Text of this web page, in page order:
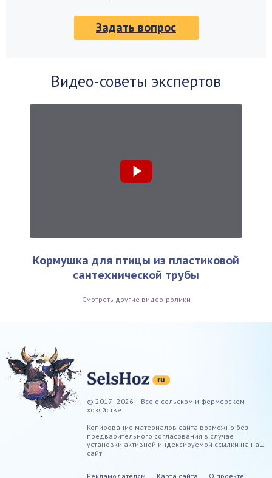
Задать вопрос
Видео-советы экспертов
Кормушка для птицы из пластиковой
сантехнической трубы
Смотреть другие видео-ролики
© 2017–2026 – Все о сельском и фермерском
хозяйстве
Копирование материалов сайта возможно без
предварительного согласования в случае
установки активной индексируемой ссылки на наш
сайт
Рекламодателям Карта сайта О проекте